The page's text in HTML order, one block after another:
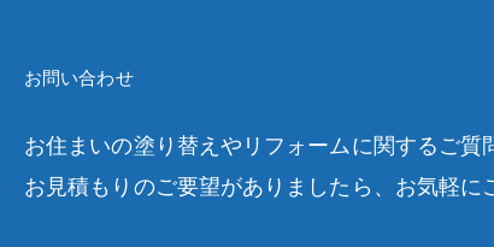
お問い合わせ
お住まいの塗り替えやリフォームに関するご質
お見積もりのご要望がありましたら、お気軽に